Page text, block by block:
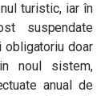
turistic, iar în
suspendate
obligatoriu doar
noul sistem,
anual de